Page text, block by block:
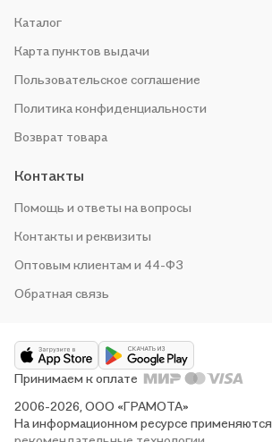
Каталог
Карта пунктов выдачи
Пользовательское соглашение
Политика конфиденциальности
Возврат товара
Контакты
Помощь и ответы на вопросы
Контакты и реквизиты
Оптовым клиентам и 44-ФЗ
Обратная связь
2006-2026, ООО «ГРАМОТА»
На информационном ресурсе применяются
Принимаем к оплате